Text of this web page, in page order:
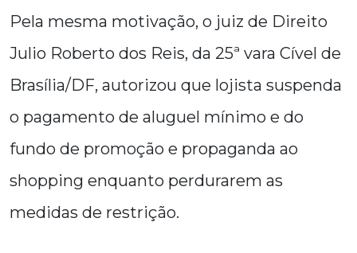
Pela mesma motivação, o juiz de Direito
Julio Roberto dos Reis, da 25ª vara Cível de
Brasília/DF, autorizou que lojista suspenda
o pagamento de aluguel mínimo e do
fundo de promoção e propaganda ao
shopping enquanto perdurarem as
medidas de restrição.